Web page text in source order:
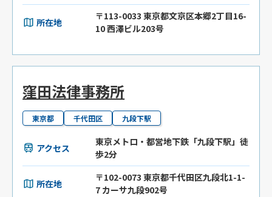
所在地
〒113-0033 東京都文京区本郷2丁目16-
10 西澤ビル203号
窪田法律事務所
東京都 千代田区 九段下駅
アクセス
東京メトロ・都営地下鉄「九段下駅」徒
歩2分
所在地
〒102-0073 東京都千代田区九段北1-1-
7 カーサ九段902号